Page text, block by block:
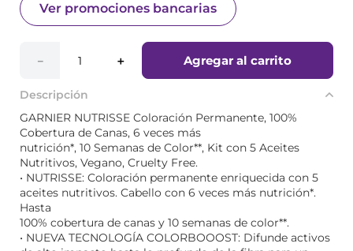
Ver promociones bancarias
＋
－ Agregar al carrito
Descripción
GARNIER NUTRISSE Coloración Permanente, 100%
Cobertura de Canas, 6 veces más
nutrición*, 10 Semanas de Color**, Kit con 5 Aceites
Nutritivos, Vegano, Cruelty Free.
• NUTRISSE: Coloración permanente enriquecida con 5
aceites nutritivos. Cabello con 6 veces más nutrición*.
Hasta
100% cobertura de canas y 10 semanas de color**.
• NUEVA TECNOLOGÍA COLORBOOOST: Difunde activos